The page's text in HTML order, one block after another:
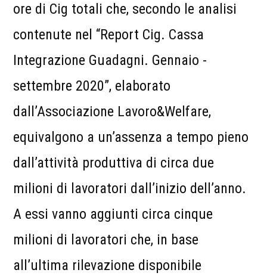
ore di Cig totali che, secondo le analisi
contenute nel “Report Cig. Cassa
Integrazione Guadagni. Gennaio -
settembre 2020”, elaborato
dall’Associazione Lavoro&Welfare,
equivalgono a un’assenza a tempo pieno
dall’attività produttiva di circa due
milioni di lavoratori dall’inizio dell’anno.
A essi vanno aggiunti circa cinque
milioni di lavoratori che, in base
all’ultima rilevazione disponibile